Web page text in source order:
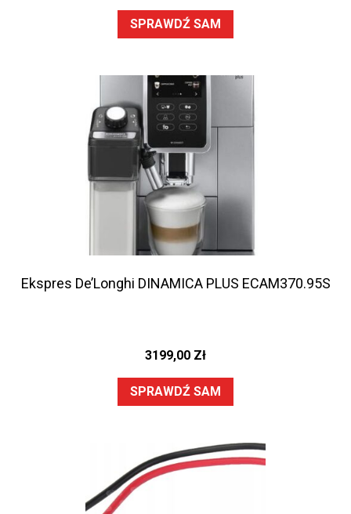
SPRAWDŹ SAM
Ekspres De’Longhi DINAMICA PLUS ECAM370.95S
3199,00 Zł
SPRAWDŹ SAM